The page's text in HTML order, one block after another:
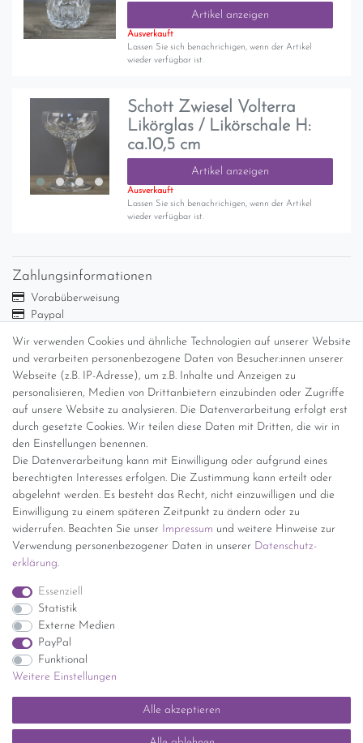
Artikel anzeigen
Ausverkauft
Lassen Sie sich benachrichigen, wenn der Artikel
wieder verfügbar ist.
Schott Zwiesel Volterra
Likörglas / Likörschale H:
ca.10,5 cm
Artikel anzeigen
Ausverkauft
Lassen Sie sich benachrichigen, wenn der Artikel
wieder verfügbar ist.
Wir verwenden Cookies und ähnliche Technologien auf unserer Website
und verarbeiten personenbezogene Daten von Besucher:innen unserer
Webseite (z.B. IP-Adresse), um z.B. Inhalte und Anzeigen zu
personalisieren, Medien von Drittanbietern einzubinden oder Zugriffe
auf unsere Website zu analysieren. Die Datenverarbeitung erfolgt erst
durch gesetzte Cookies. Wir teilen diese Daten mit Dritten, die wir in
den Einstellungen benennen.
Die Datenverarbeitung kann mit Einwilligung oder aufgrund eines
berechtigten Interesses erfolgen. Die Zustimmung kann erteilt oder
abgelehnt werden. Es besteht das Recht, nicht einzuwilligen und die
Einwilligung zu einem späteren Zeitpunkt zu ändern oder zu
widerrufen. Beachten Sie unser Impressum und weitere Hinweise zur
Verwendung personenbezogener Daten in unserer Daten­schutz­
erklärung.
Essenziell
Statistik
Externe Medien
PayPal
Funktional
Weitere Einstellungen
Alle akzeptieren
Zahlungsinformationen
Vorabüberweisung
Paypal
Versandinformationen
Versand per GLS (6,90 Euro) oder DHL (8,49 Euro ) inkl. MwSt.
(innerhalb Deutschlands)
kostenfreie Lieferung ab 150 Euro Warenwert (innerhalb
Deutschlands)
Übersicht Internationale Versandkosten
Wir kaufen an
Sie haben zuviel Porzellan im Schrank? Gerne kaufen wir dieses an.
Einfach unverbindliches Angebot anfordern.
*Endpreis inkl. MwSt. (Dieser Artikel unterliegt gem. § 25a
UStG der Differenzbesteuerung, ein Ausweis der
Mehrwertsteuer auf der Rechnung erfolgt nicht.)
Impressum Daten­schutz­erklärung
Vertrag widerrufen Kontakt